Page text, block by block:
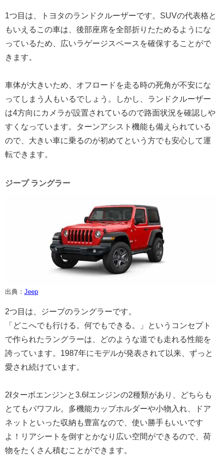
1つ目は、トヨタのランドクルーザーです。SUVの代表格と
もいえるこの車は、後部座席を全部折りたためるようにな
っているため、広いラゲージスペースを確保することがで
きます。
車体が大きいため、オフロードを走る時の死角が不安にな
ってしまう人もいるでしょう。しかし、ランドクルーザー
は4方向にカメラが設置されているので路面状況を確認しや
すくなっています。ターンアシスト機能も備えられている
ので、大きい車に乗るのが初めてという方でも安心して運
転できます。
ジープ ラングラー
出典： Jeep
2つ目は、ジープのラングラーです。
「どこへでも行ける。何でもできる。」というコンセプト
で作られたラングラーは、どのような道でも走れる性能を
誇っています。1987年にモデルが発表されて以来、ずっと
愛され続けています。
2ℓターボエンジンと3.6ℓエンジンの2種類があり、どちらも
とてもパワフル。多機能カップホルダーや小物入れ、ドア
ネットといった収納も豊富なので、使い勝手もいいです
よ！リアシートを倒すとかなり広い空間ができるので、荷
物をたくさん積むことができます。